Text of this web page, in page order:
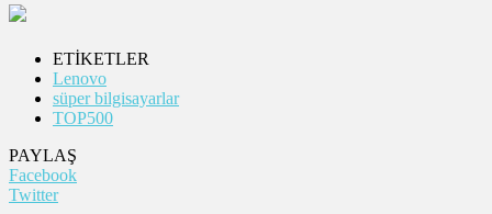
ETİKETLER
Lenovo
süper bilgisayarlar
TOP500
PAYLAŞ
Facebook
Twitter